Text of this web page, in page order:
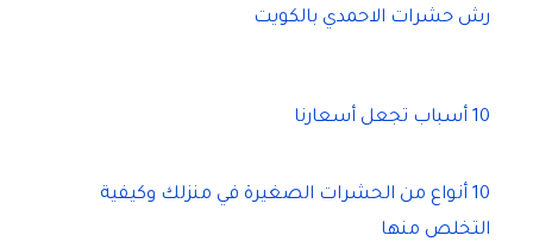
رش حشرات الاحمدي بالكويت
10 أسباب تجعل أسعارنا
10 أنواع من الحشرات الصغيرة في منزلك وكيفية
التخلص منها